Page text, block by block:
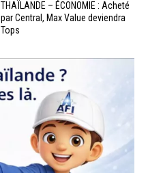
THAÏLANDE – ÉCONOMIE : Acheté
par Central, Max Value deviendra
Tops